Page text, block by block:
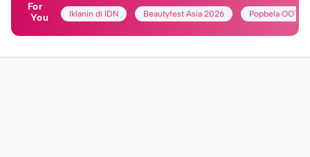
For
You
Iklanin di IDN Beautyfest Asia 2026 Popbela OOTD